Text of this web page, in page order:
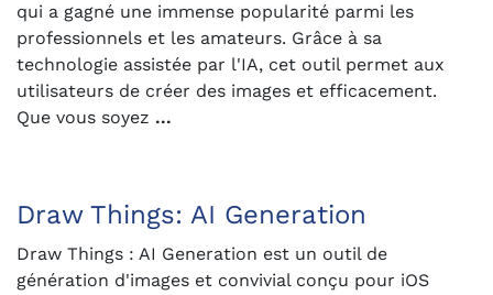
qui a gagné une immense popularité parmi les
professionnels et les amateurs. Grâce à sa
technologie assistée par l'IA, cet outil permet aux
utilisateurs de créer des images et efficacement.
Que vous soyez ...
Draw Things: AI Generation
Draw Things : AI Generation est un outil de
génération d'images et convivial conçu pour iOS